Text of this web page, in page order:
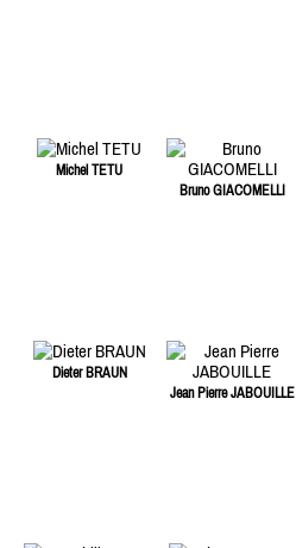
Michel TETU
Bruno GIACOMELLI
Dieter BRAUN
Jean Pierre JABOUILLE